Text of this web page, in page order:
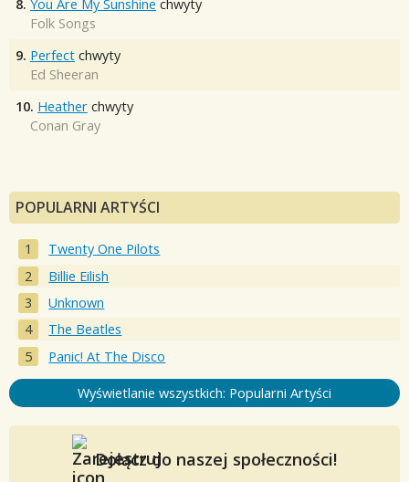
8. You Are My Sunshine chwyty
Folk Songs
9. Perfect chwyty
Ed Sheeran
10. Heather chwyty
Conan Gray
POPULARNI ARTYŚCI
Twenty One Pilots
Billie Eilish
Unknown
The Beatles
Panic! At The Disco
Wyświetlanie wszystkich: Popularni Artyści
Dołącz do naszej społeczności!